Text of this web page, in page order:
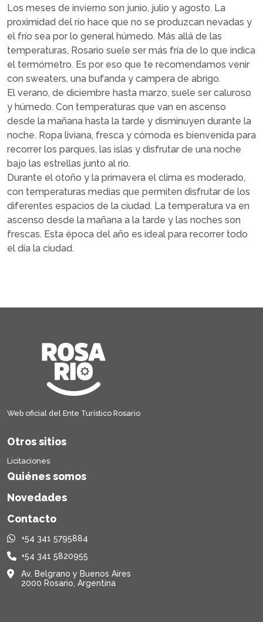
Los meses de invierno son junio, julio y agosto. La
proximidad del río hace que no se produzcan nevadas y
el frío sea por lo general húmedo. Más allá de las
temperaturas, Rosario suele ser más fría de lo que indica
el termómetro. Es por eso que te recomendamos venir
con sweaters, una bufanda y campera de abrigo.
El verano, de diciembre hasta marzo, suele ser caluroso
y húmedo. Con temperaturas que van en ascenso
desde la mañana hasta la tarde y disminuyen durante la
noche. Ropa liviana, fresca y cómoda es bienvenida para
recorrer los parques, las islas y disfrutar de una noche
bajo las estrellas junto al río.
Durante el otoño y la primavera el clima es moderado,
con temperaturas medias que permiten disfrutar de los
diferentes espacios de la ciudad. La temperatura va en
ascenso desde la mañana a la tarde y las noches son
frescas. Esta época del año es ideal para recorrer todo
el día la ciudad.
Web oficial del Ente Turístico Rosario
Otros sitios
Licitaciones
Quiénes somos
Novedades
Contacto
+54 341 5795884
+54 341 5820955
Av. Belgrano y Buenos Aires
2000 Rosario, Argentina